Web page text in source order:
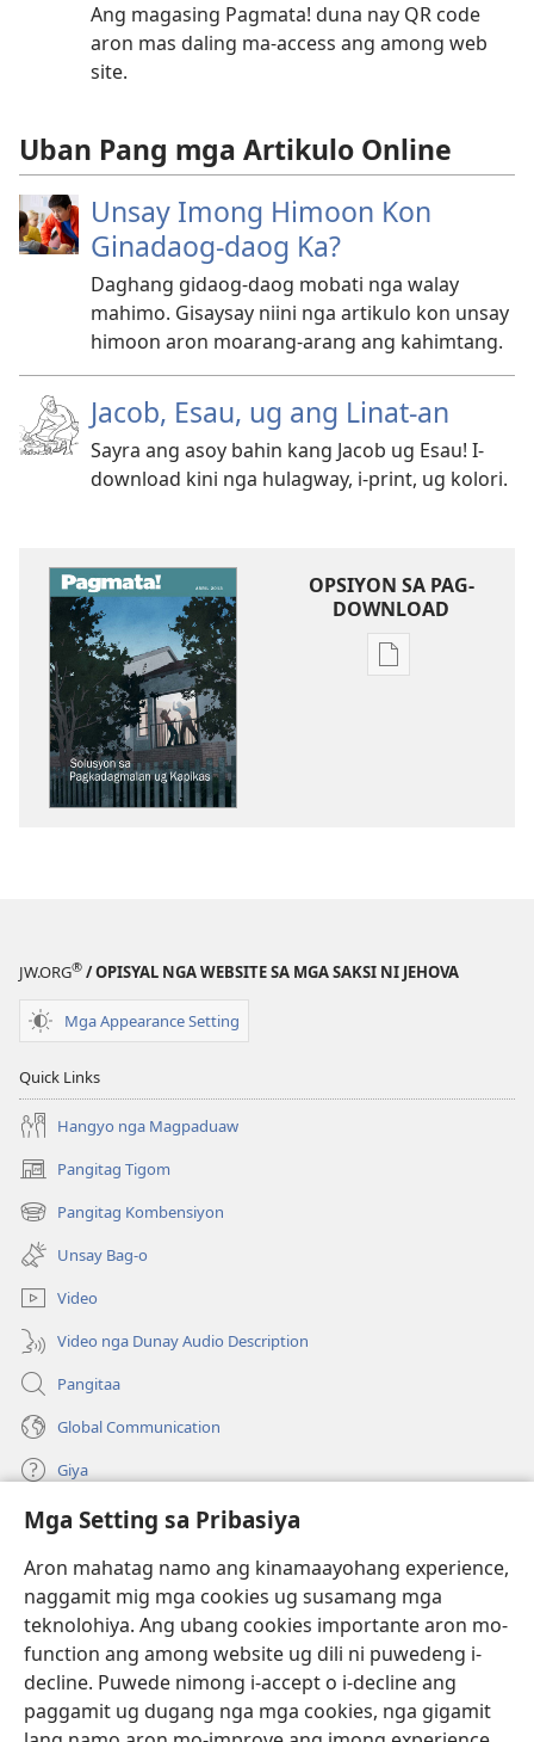
Mga Setting sa Pribasiya
Aron mahatag namo ang kinamaayohang experience,
naggamit mig mga cookies ug susamang mga
teknolohiya. Ang ubang cookies importante aron mo-
function ang among website ug dili ni puwedeng i-
decline. Puwede nimong i-accept o i-decline ang
paggamit ug dugang nga mga cookies, nga gigamit
Ang magasing Pagmata! duna nay QR code
aron mas daling ma-access ang among web
site.
Uban Pang mga Artikulo Online
Unsay Imong Himoon Kon
Ginadaog-daog Ka?
Daghang gidaog-daog mobati nga walay
mahimo. Gisaysay niini nga artikulo kon unsay
himoon aron moarang-arang ang kahimtang.
Jacob, Esau, ug ang Linat-an
Sayra ang asoy bahin kang Jacob ug Esau! I-
download kini nga hulagway, i-print, ug kolori.
OPSIYON SA PAG-
DOWNLOAD
Opsiyon
Kapikas
JW.ORG® / OPISYAL NGA WEBSITE SA MGA SAKSI NI JEHOVA
Mga Appearance Setting
Quick Links
Hangyo nga Magpaduaw
Pangitag Tigom
(mo-
open
ug
bag-
ong
window)
Pangitag Kombensiyon
(mo-
open
ug
bag-
ong
window)
Unsay Bag-o
Video
Video nga Dunay Audio Description
Pangitaa
Global Communication
Giya
Donasyon
(mo-
open
bag-
ong
window)
Watchtower ONLINE NGA LIBRARYA
(mo-
open
ug
bag-
window)
JW Hub
(mo-
open
ug
bag-
JW Library